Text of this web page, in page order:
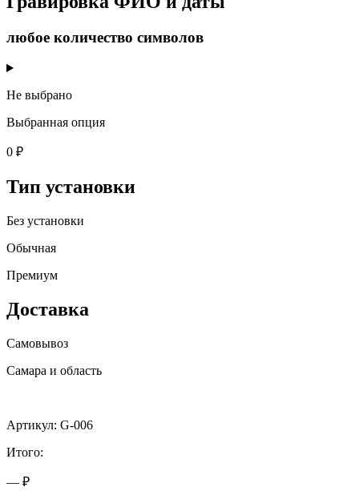
любое количество символов
Не выбрано
Выбранная опция
0 ₽
Тип установки
Без установки
Обычная
Премиум
Доставка
Самовывоз
Самара и область
Артикул: G-006
Итого:
— ₽